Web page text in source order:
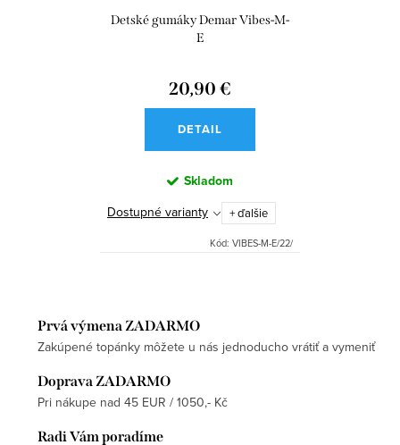
Detské gumáky Demar Vibes-M-
E
20,90 €
DETAIL
Skladom
Dostupné varianty
+ ďalšie
Kód: VIBES-M-E/22/
Prvá výmena ZADARMO
Zakúpené topánky môžete u nás jednoducho vrátiť a vymeniť
Doprava ZADARMO
Pri nákupe nad 45 EUR / 1050,- Kč
Radi Vám poradíme